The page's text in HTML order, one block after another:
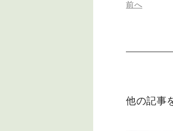
前へ
他の記事